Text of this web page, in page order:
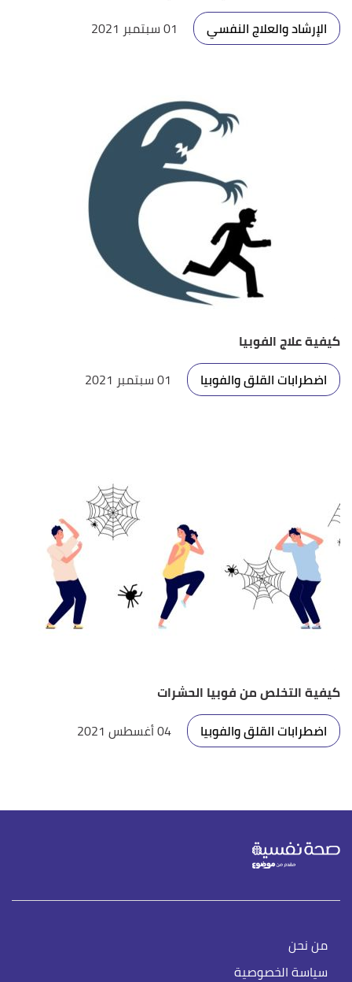
الإرشاد والعلاج النفسي
01 سبتمبر 2021
كيفية علاج الفوبيا
اضطرابات القلق والفوبيا
01 سبتمبر 2021
كيفية التخلص من فوبيا الحشرات
اضطرابات القلق والفوبيا
04 أغسطس 2021
من نحن
سياسة الخصوصية